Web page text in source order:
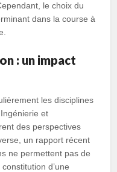
le choix du
dans la course à
: un impact
les disciplines
et
des perspectives
un rapport récent
ne permettent pas de
d’une